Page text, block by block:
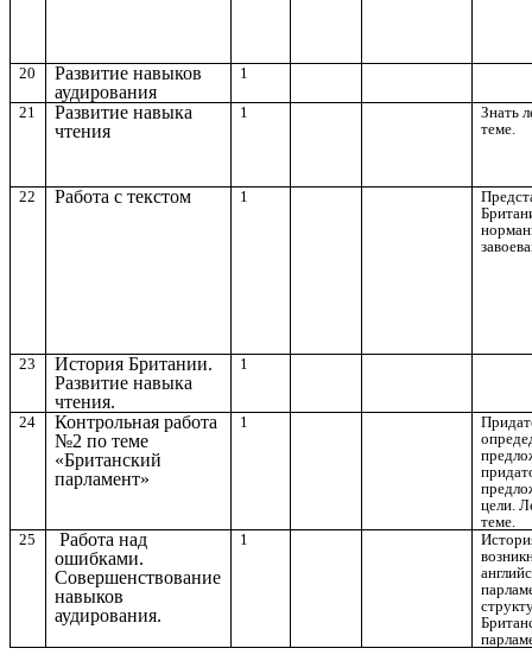
20
Развитие навыков
аудирования
1
21
Развитие навыка
чтения
1
Знать
теме.
22 Работа с текстом 1
23
История Британии.
Развитие навыка
чтения.
1
24
Контрольная работа
№2 по теме
«Британский
парламент»
1
цели.
теме.
25
Работа над
ошибками.
Совершенствование
навыков
аудирования.
1